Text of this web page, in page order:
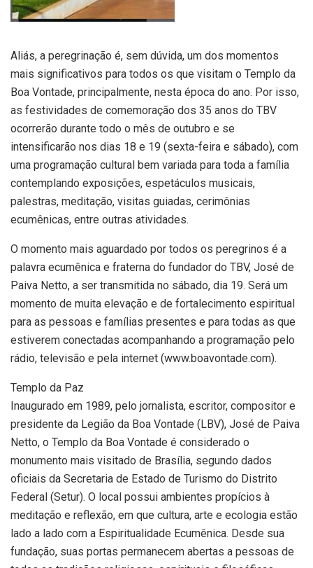
Aliás, a peregrinação é, sem dúvida, um dos momentos
mais significativos para todos os que visitam o Templo da
Boa Vontade, principalmente, nesta época do ano. Por isso,
as festividades de comemoração dos 35 anos do TBV
ocorrerão durante todo o mês de outubro e se
intensificarão nos dias 18 e 19 (sexta-feira e sábado), com
uma programação cultural bem variada para toda a família
contemplando exposições, espetáculos musicais,
palestras, meditação, visitas guiadas, cerimônias
ecumênicas, entre outras atividades.
O momento mais aguardado por todos os peregrinos é a
palavra ecumênica e fraterna do fundador do TBV, José de
Paiva Netto, a ser transmitida no sábado, dia 19. Será um
momento de muita elevação e de fortalecimento espiritual
para as pessoas e famílias presentes e para todas as que
estiverem conectadas acompanhando a programação pelo
rádio, televisão e pela internet (www.boavontade.com).
Templo da Paz
Inaugurado em 1989, pelo jornalista, escritor, compositor e
presidente da Legião da Boa Vontade (LBV), José de Paiva
Netto, o Templo da Boa Vontade é considerado o
monumento mais visitado de Brasília, segundo dados
oficiais da Secretaria de Estado de Turismo do Distrito
Federal (Setur). O local possui ambientes propícios à
meditação e reflexão, em que cultura, arte e ecologia estão
lado a lado com a Espiritualidade Ecumênica. Desde sua
fundação, suas portas permanecem abertas a pessoas de